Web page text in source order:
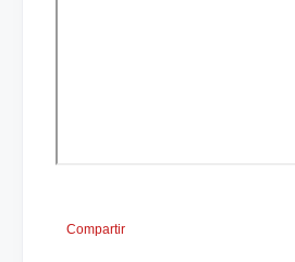
Compartir